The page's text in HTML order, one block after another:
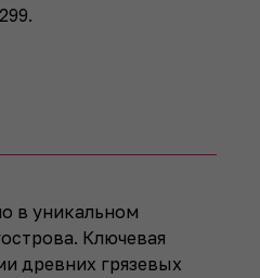
299.
в уникальном
Ключевая
древних грязевых